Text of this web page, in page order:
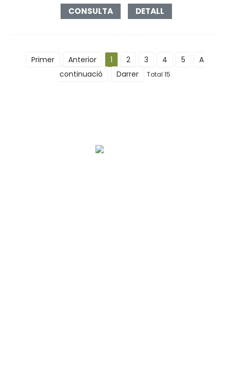
CONSULTA DETALL
Primer Anterior 1 2 3 4 5
A
continuació
Darrer Total 15